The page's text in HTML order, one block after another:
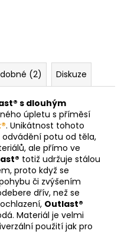
(2) Diskuze
s dlouhým
úpletu s příměsí
. Unikátnost tohoto
potu od těla,
ale přímo ve
totiž udržuje stálou
proto když se
či zvýšením
dřív, než se
Outlast®
Materiál je velmi
použití jak pro